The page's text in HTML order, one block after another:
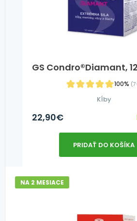
GS Condro®Diamant,
100%
Kĺby
22,90€
PRIDAŤ DO KOŠÍKA
NA 2 MESIACE